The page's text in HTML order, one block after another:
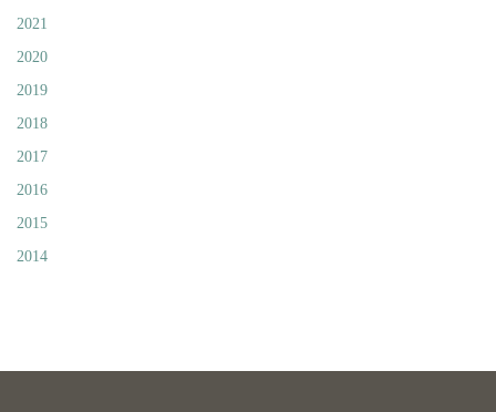
2021
2020
2019
2018
2017
2016
2015
2014